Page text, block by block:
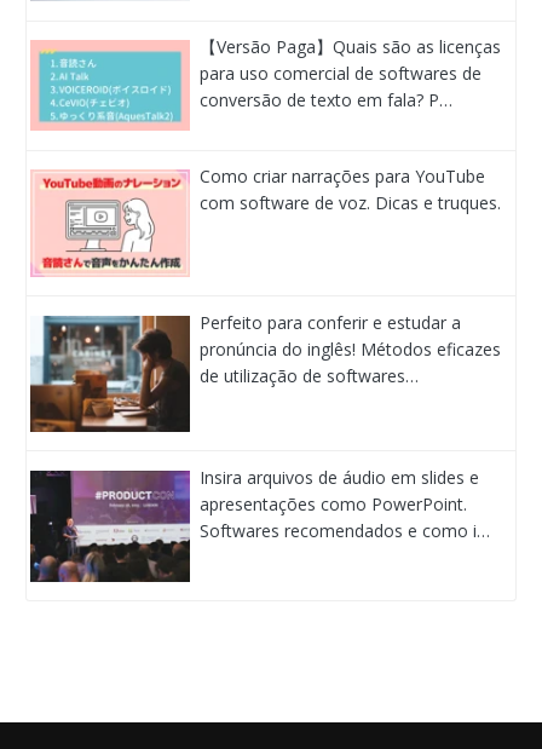
【Versão Paga】Quais são as licenças
para uso comercial de softwares de
conversão de texto em fala? P…
Como criar narrações para YouTube
com software de voz. Dicas e truques.
Perfeito para conferir e estudar a
pronúncia do inglês! Métodos eficazes
de utilização de softwares…
Insira arquivos de áudio em slides e
apresentações como PowerPoint.
Softwares recomendados e como i…